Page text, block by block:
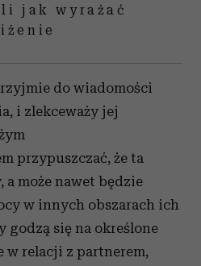
jak wyrażać
do wiadomości
i zlekceważy jej
przypuszczać, że ta
może nawet będzie
w innych obszarach ich
godzą się na określone
w relacji z partnerem,